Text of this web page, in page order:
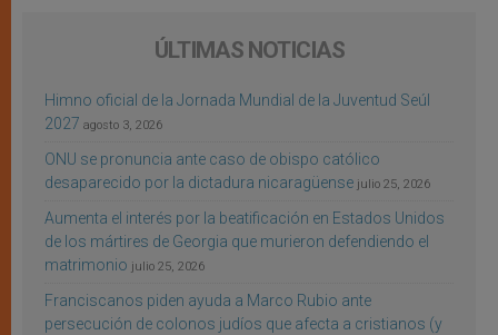
ÚLTIMAS NOTICIAS
Himno oficial de la Jornada Mundial de la Juventud Seúl
2027 agosto 3, 2026
ONU se pronuncia ante caso de obispo católico
desaparecido por la dictadura nicaragüense julio 25, 2026
Aumenta el interés por la beatificación en Estados Unidos
de los mártires de Georgia que murieron defendiendo el
matrimonio julio 25, 2026
Franciscanos piden ayuda a Marco Rubio ante
persecución de colonos judíos que afecta a cristianos (y